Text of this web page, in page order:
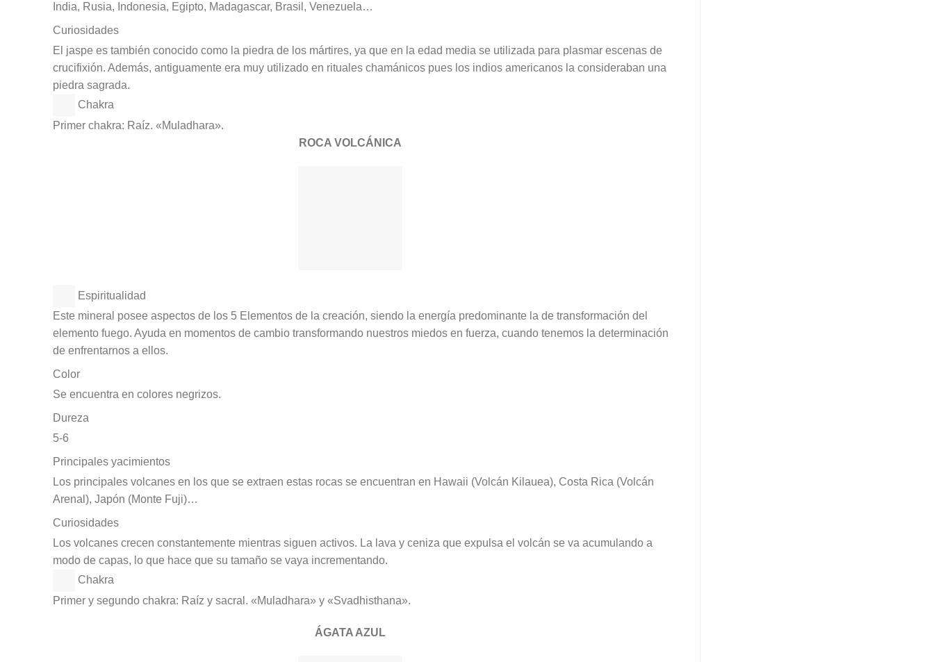
India, Rusia, Indonesia, Egipto, Madagascar, Brasil, Venezuela…
Curiosidades
El jaspe es también conocido como la piedra de los mártires, ya que en la edad media se utilizada para plasmar escenas de
crucifixión. Además, antiguamente era muy utilizado en rituales chamánicos pues los indios americanos la consideraban una
piedra sagrada.
Chakra
Primer chakra: Raíz. «Muladhara».
ROCA VOLCÁNICA
Espiritualidad
Este mineral posee aspectos de los 5 Elementos de la creación, siendo la energía predominante la de transformación del
elemento fuego. Ayuda en momentos de cambio transformando nuestros miedos en fuerza, cuando tenemos la determinación
de enfrentarnos a ellos.
Color
Se encuentra en colores negrizos.
Dureza
5-6
Principales yacimientos
Los principales volcanes en los que se extraen estas rocas se encuentran en Hawaii (Volcán Kilauea), Costa Rica (Volcán
Arenal), Japón (Monte Fuji)…
Curiosidades
Los volcanes crecen constantemente mientras siguen activos. La lava y ceniza que expulsa el volcán se va acumulando a
modo de capas, lo que hace que su tamaño se vaya incrementando.
Chakra
Primer y segundo chakra: Raíz y sacral. «Muladhara» y «Svadhisthana».
ÁGATA AZUL